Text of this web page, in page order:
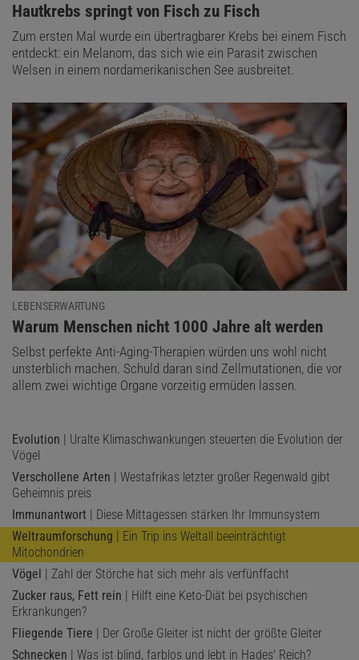
:
Hautkrebs springt von Fisch zu Fisch
Zum ersten Mal wurde ein übertragbarer Krebs bei einem Fisch
entdeckt: ein Melanom, das sich wie ein Parasit zwischen
Welsen in einem nordamerikanischen See ausbreitet.
LEBENSERWARTUNG
:
Warum Menschen nicht 1000 Jahre alt werden
Selbst perfekte Anti-Aging-Therapien würden uns wohl nicht
unsterblich machen. Schuld daran sind Zellmutationen, die vor
allem zwei wichtige Organe vorzeitig ermüden lassen.
Evolution | Uralte Klimaschwankungen steuerten die Evolution der
Vögel
Verschollene Arten | Westafrikas letzter großer Regenwald gibt
Geheimnis preis
Immunantwort | Diese Mittagessen stärken Ihr Immunsystem
Weltraumforschung | Ein Trip ins Weltall beeinträchtigt
Mitochondrien
Vögel | Zahl der Störche hat sich mehr als verfünffacht
Zucker raus, Fett rein | Hilft eine Keto-Diät bei psychischen
Erkrankungen?
Fliegende Tiere | Der Große Gleiter ist nicht der größte Gleiter
Schnecken | Was ist blind, farblos und lebt in Hades' Reich?